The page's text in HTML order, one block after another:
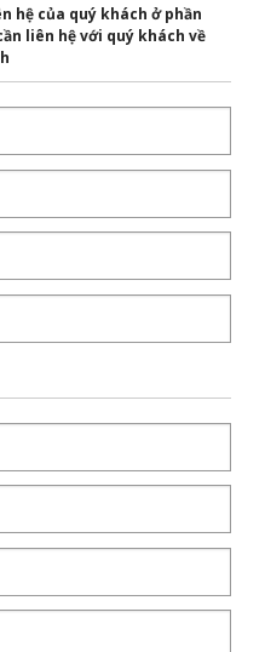
hệ của quý khách ở phần
liên hệ với quý khách về